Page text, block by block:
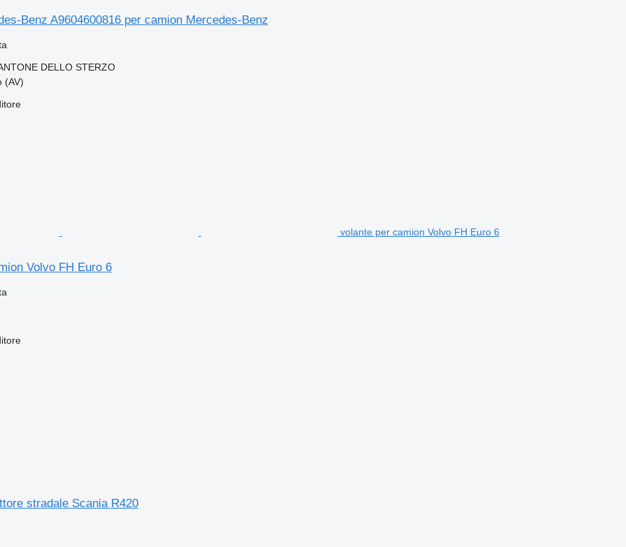
Benz A9604600816 per camion Mercedes-Benz
DELLO STERZO
(AV)
volante per camion Volvo FH Euro 6
Volvo FH Euro 6
stradale Scania R420